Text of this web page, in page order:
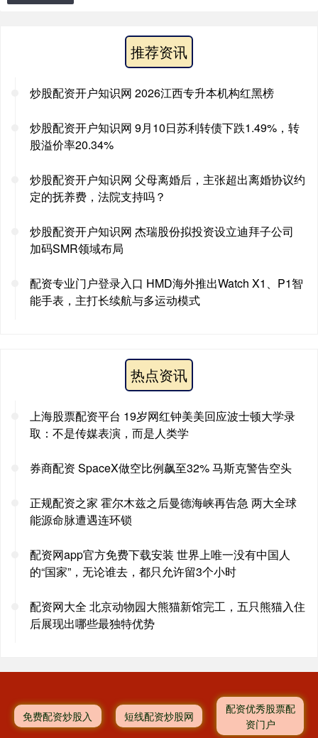
推荐资讯
炒股配资开户知识网 2026江西专升本机构红黑榜
炒股配资开户知识网 9月10日苏利转债下跌1.49%，转
股溢价率20.34%
炒股配资开户知识网 父母离婚后，主张超出离婚协议约
定的抚养费，法院支持吗？
炒股配资开户知识网 杰瑞股份拟投资设立迪拜子公司
加码SMR领域布局
配资专业门户登录入口 HMD海外推出Watch X1、P1智
能手表，主打长续航与多运动模式
热点资讯
上海股票配资平台 19岁网红钟美美回应波士顿大学录
取：不是传媒表演，而是人类学
券商配资 SpaceX做空比例飙至32% 马斯克警告空头
正规配资之家 霍尔木兹之后曼德海峡再告急 两大全球
能源命脉遭遇连环锁
配资网app官方免费下载安装 世界上唯一没有中国人
的“国家”，无论谁去，都只允许留3个小时
配资网大全 北京动物园大熊猫新馆完工，五只熊猫入住
后展现出哪些最独特优势
免费配资炒股入 短线配资炒股网
配资优秀股票配
资门户